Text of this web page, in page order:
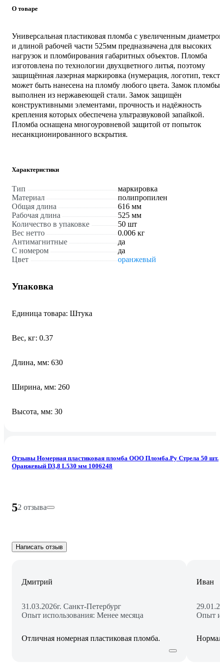
О товаре
Универсальная пластиковая пломба с увеличенным
и длиной рабочей части 525мм предназначена для высоких
нагрузок и пломбирования габаритных объектов. Пломба
изготовлена по технологии двухцветного литья, поэтому
защищённая лазерная маркировка (нумерация, логотип,
может быть нанесена на пломбу любого цвета. Замок пломбы
выполнен из нержавеющей стали. Замок защищён
конструктивными элементами, прочность и надёжность
крепления которых обеспечена ультразвуковой запайкой.
Пломба оснащена многоуровневой защитой от попыток
несанкционированного вскрытия.
Характеристики
Тип
маркировка
Материал
полипропилен
Общая длина
616 мм
Рабочая длина
525 мм
Количество в упаковке
50 шт
Вес нетто
0.006 кг
Антимагнитные
да
С номером
да
Цвет
оранжевый
Упаковка
Единица товара: Штука
Вес, кг: 0.37
Длина, мм: 630
Ширина, мм: 260
Высота, мм: 30
Отзывы Номерная пластиковая пломба ООО Пломба.Ру Стрела 50 шт.
Оранжевый D3,8 L530 мм 1006248
52 отзыва
Написать отзыв
Дмитрий
31.03.2026г. Санкт-Петербург
Опыт использования: Менее месяца
Отличная номерная пластиковая пломба.
Иван
Опыт